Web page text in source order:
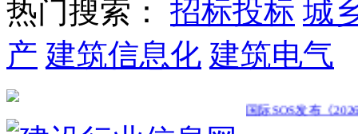
热门搜索： 招标投标 城
产 建筑信息化 建筑电气
国际SOS发布《2026年度